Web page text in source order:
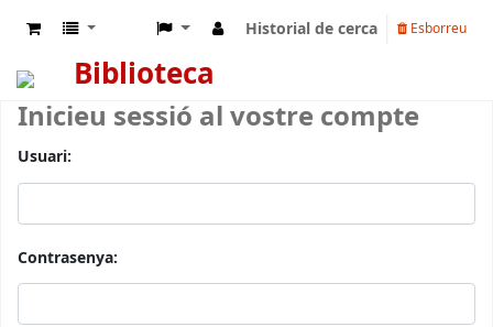
Historial de cerca Esborreu
Biblioteca
Inicieu sessió al vostre compte
Usuari:
Contrasenya: